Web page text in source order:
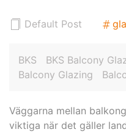
Default Post
BKS BKS Balcony
Balcony Glazing
Väggarna mellan
viktiga när det gäller